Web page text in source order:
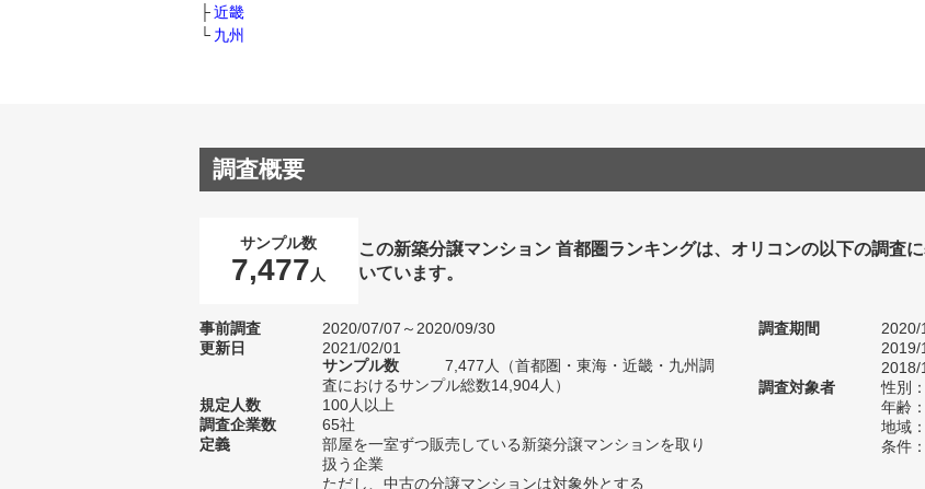
近畿
九州
調査概要
サンプル数
7,477 人
この新築分譲マンション 首都圏ランキングは、オリコンの以下の調査
いています。
事前調査
2020/07/07～2020/09/30
更新日
2021/02/01
サンプル数
7,477人（首都圏・東海・近畿・九州調
査におけるサンプル総数14,904人）
規定人数
100人以上
調査企業数
65社
定義
部屋を一室ずつ販売している新築分譲マンションを取り
扱う企業
ただし、中古の分譲マンションは対象外とする
調査期間
2020/
2019/
2018/
調査対象者
性別
年齢
地域
条件